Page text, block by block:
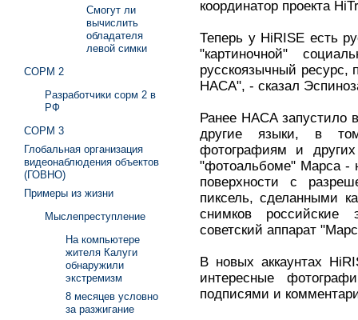
координатор проекта
Теперь у HiRISE есть
"картиночной"
русскоязычный
НАСА", - сказал
Ранее НАСА запустило
другие языки, в
фотографиям и
"фотоальбоме" Марса -
поверхности с
пиксель, сделанными
снимков российские
советский аппарат
В новых аккаунтах
интересные
подписями и
Смогут ли
вычислить
обладателя
левой симки
СОРМ 2
Разработчики сорм 2 в
РФ
СОРМ 3
Глобальная организация
видеонаблюдения объектов
(ГОВНО)
Примеры из жизни
Мыслепреступление
На компьютере
жителя Калуги
обнаружили
экстремизм
8 месяцев условно
за разжигание